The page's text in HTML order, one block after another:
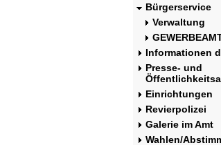
Bürgerservice
Verwaltung
Informationen
Presse- und
Einrichtungen
Revierpolizei
Galerie im Amt
Wahlen/